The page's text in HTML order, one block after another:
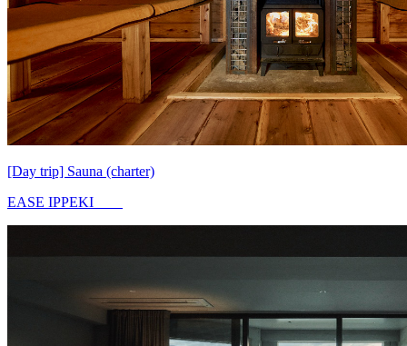
[Day trip] Sauna (charter)
EASE IPPEKI